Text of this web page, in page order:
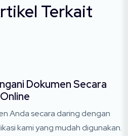
Terkait
Dokumen Secara
Online
Anda secara daring dengan
kami yang mudah digunakan.